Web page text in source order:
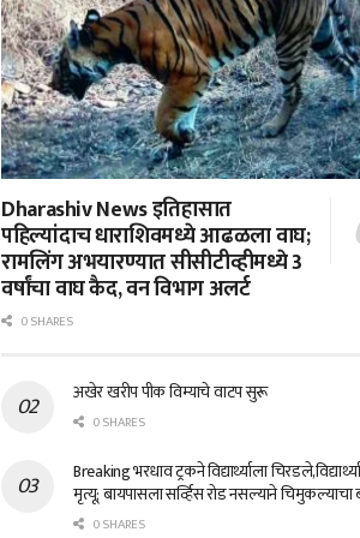
Dharashiv News इतिहासात
पहिल्यांदाच धाराशिवमध्ये आढळला वाघ;
रामलिंग अभयारण्यात सीसीटीव्हीमध्ये 3
वर्षांचा वाघ कैद, वन विभाग अलर्ट
0 SHARES
अखेर खरीप पीक विम्याचे वाटप सुरू
0 SHARES
Breaking भरधाव ट्रकने विद्यार्थ्याला
मृत्यू; बायपासला सर्व्हिस रोड नसल्याने
0 SHARES